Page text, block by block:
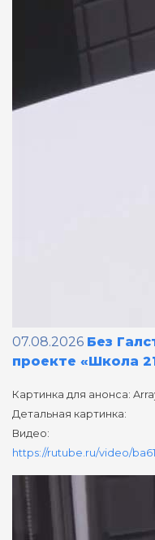
07.08.2026 Без
проекте «Школа
Картинка для анонса:
Детальная картинка:
Видео:
https://rutube.ru/video/